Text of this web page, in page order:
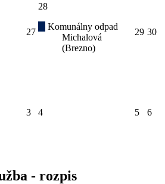
27
28
Komunálny odpad
Michalová
(Brezno)
29 30
3 4 5 6
- rozpis